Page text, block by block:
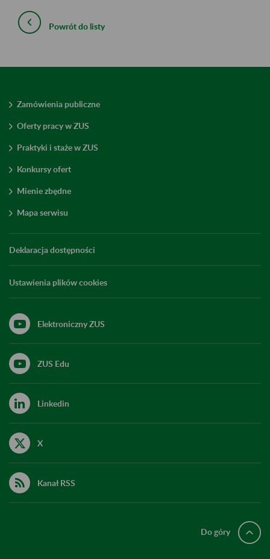
Powrót do listy
Zamówienia publiczne
Oferty pracy w ZUS
Praktyki i staże w ZUS
Konkursy ofert
Mienie zbędne
Mapa serwisu
Deklaracja dostępności
Ustawienia plików cookies
Elektroniczny ZUS
ZUS Edu
Linkedin
X
Kanał RSS
Do góry